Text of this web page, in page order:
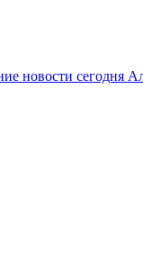
новости сегодня